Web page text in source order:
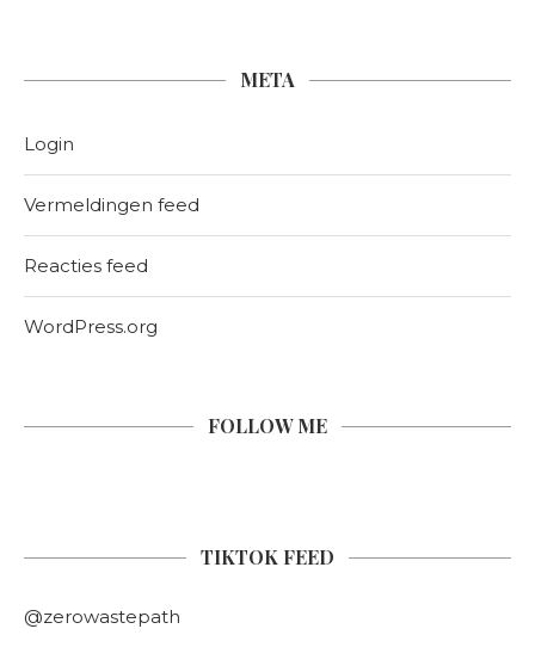
META
Login
Vermeldingen feed
Reacties feed
WordPress.org
FOLLOW ME
TIKTOK FEED
@zerowastepath